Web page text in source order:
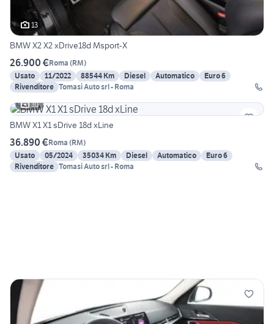
13
BMW X2 X2 xDrive18d Msport-X
26.900 €Roma (RM)
Usato
11/2022 88544 Km Diesel Automatico
Euro 6
Rivenditore Tomasi Auto srl - Roma
10
BMW X1 X1 sDrive 18d xLine
36.890 €Roma (RM)
Usato
05/2024 35034 Km Diesel Automatico
Euro 6
Rivenditore Tomasi Auto srl - Roma